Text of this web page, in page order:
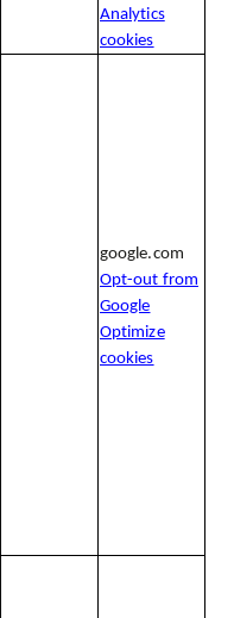
Analytics
cookies
google.com
Opt-out from
Google
Optimize
cookies